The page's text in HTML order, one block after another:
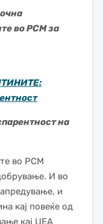
во РСМ за
на
во РСМ
И во
и
кај повеќе од
кај ЦЕА